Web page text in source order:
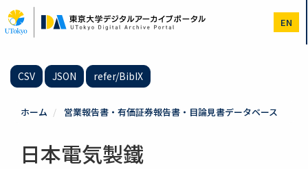
イ
ン
EN
CSV JSON refer/BibIX
ホーム 営業報告書・有価証券報告書・目論見書データベース
日本電気製鐵